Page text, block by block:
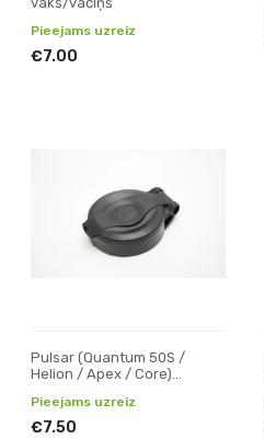
Pieejams uzreiz
€7.00
Pulsar (Quantum 50S /
Helion / Apex / Core)
Pieejams uzreiz
€7.50